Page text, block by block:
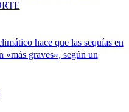
hace que las sequías en
«más graves», según un